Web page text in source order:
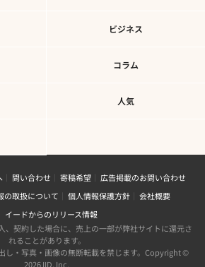
ビジネス
コラム
人気
問い合わせ 寄稿希望
広告掲載のお問い合わせ
の取扱について 個人情報保護方針
会社概要
イードからのリリース情報
、契約した場合に、売上の一部が弊社サイトに還元さ
れることがあります。
し・写真・画像の無断転載を禁じます。Copyright ©
2026 IID, Inc.